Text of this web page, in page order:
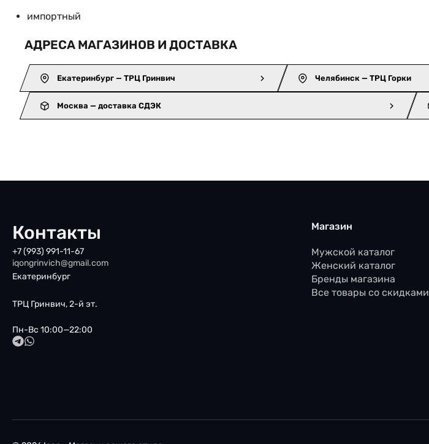
импортный
АДРЕСА МАГАЗИНОВ И ДОСТАВКА
Екатеринбург — ТРЦ Гринвич Челябинск — ТРЦ Горки
Москва — доставка СДЭК
Контакты
+7 (993) 991-11-67
iqongrinvich@gmail.com
Екатеринбург
ТРЦ Гринвич, 2-й эт.
Пн-Вс 10:00—22:00
Магазин
Мужской каталог
Женский каталог
Бренды магазина
Все товары со скидками